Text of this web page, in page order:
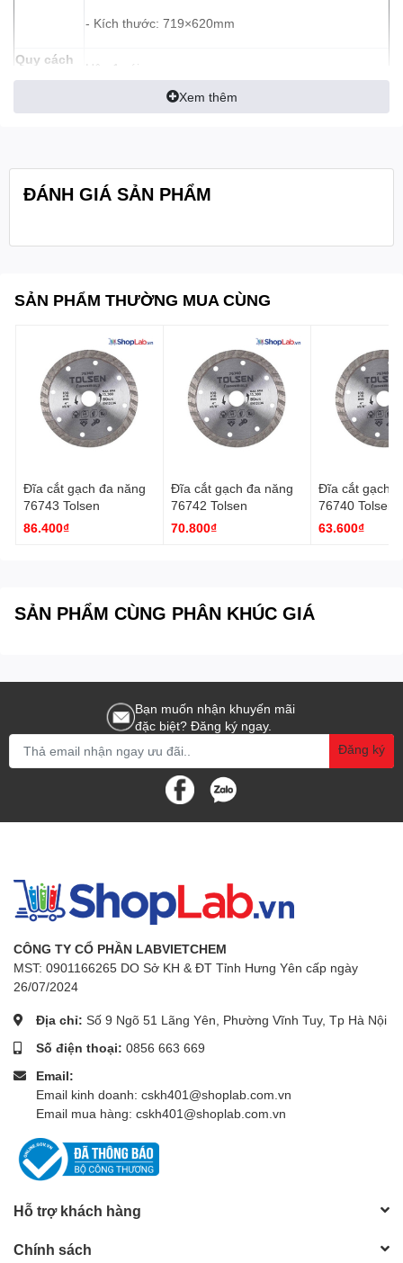
- Kích thước: 719×620mm
Quy cách
đóng gói:
Hộp 1 cái
Xem thêm
ĐÁNH GIÁ SẢN PHẨM
SẢN PHẨM THƯỜNG MUA CÙNG
Đĩa cắt gạch đa năng
76743 Tolsen
86.400₫
Đĩa cắt gạch đa năng
76742 Tolsen
70.800₫
Đĩa cắt gạch đa năng
76740 Tolsen
63.600₫
SẢN PHẨM CÙNG PHÂN KHÚC GIÁ
Bạn muốn nhận khuyến mãi
đặc biệt? Đăng ký ngay.
Đăng ký
CÔNG TY CỔ PHẦN LABVIETCHEM
MST: 0901166265 DO Sở KH & ĐT Tỉnh Hưng Yên cấp ngày
26/07/2024
Địa chỉ: Số 9 Ngõ 51 Lãng Yên, Phường Vĩnh Tuy, Tp Hà Nội
Số điện thoại: 0856 663 669
Email:
Email kinh doanh: cskh401@shoplab.com.vn
Email mua hàng: cskh401@shoplab.com.vn
Hỗ trợ khách hàng
Chính sách